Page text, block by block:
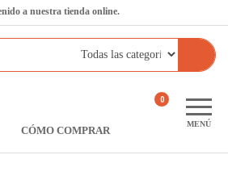
a nuestra tienda online.
MENÚ
0
CÓMO COMPRAR